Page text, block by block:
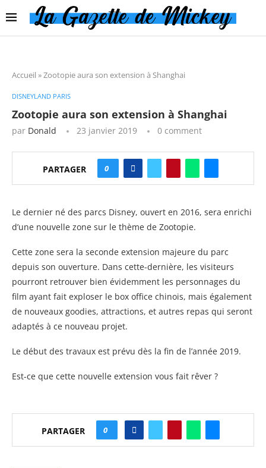
Accueil »Zootopie aura son extension à Shanghai
DISNEYLAND PARIS
Zootopie aura son extension à Shanghai
par Donald 23 janvier 2019 0 comment
PARTAGER 0
Le dernier né des parcs Disney, ouvert en 2016, sera enrichi
d’une nouvelle zone sur le thème de Zootopie.
Cette zone sera la seconde extension majeure du parc
depuis son ouverture. Dans cette-dernière, les visiteurs
pourront retrouver bien évidemment les personnages du
film ayant fait exploser le box office chinois, mais également
de nouveaux goodies, attractions, et autres repas qui seront
adaptés à ce nouveau projet.
Le début des travaux est prévu dès la fin de l’année 2019.
Est-ce que cette nouvelle extension vous fait rêver ?
PARTAGER 0